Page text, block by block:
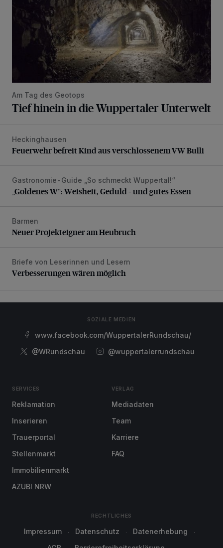
Am Tag des Geotops
Tief hinein in die Wuppertaler Unterwelt
Feuerwehr befreit Kind aus verschlossenem VW Bulli
Heckinghausen
Feuerwehr befreit Kind aus verschlossenem VW Bulli
„Goldenes W“: Weisheit, Geduld – und gutes Essen
Gastronomie-Guide „So schmeckt Wuppertal!“
„Goldenes W“: Weisheit, Geduld – und gutes Essen
Neuer Projekteigner am Heubruch
Barmen
Neuer Projekteigner am Heubruch
Verbesserungen wären möglich
Briefe von Leserinnen und Lesern
Verbesserungen wären möglich
SOZIALE MEDIEN
www.facebook.com/WuppertalerRundschau/
@WRundschau
@wuppertalerrundschau
SERVICES
Reklamation
Inserieren
Trauerportal
Stellenmarkt
Immobilienmarkt
AZUBI NRW
VERLAG
Mediadaten
Team
Karriere
FAQ
RECHTLICHES
Impressum Datenschutz
Datenerhebung